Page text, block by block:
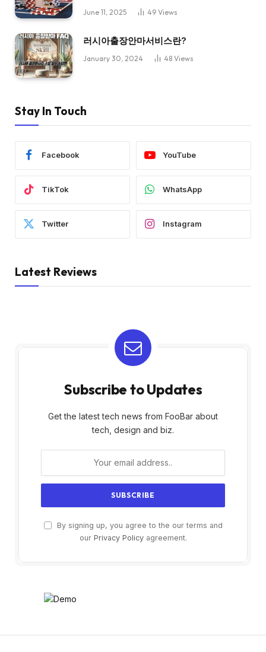
June 11, 2025 49 Views
러시아출장안마서비스란?
January 30, 2024 48 Views
Stay In Touch
Facebook YouTube
TikTok WhatsApp
Twitter Instagram
Latest Reviews
Subscribe to Updates
Get the latest tech news from FooBar about
tech, design and biz.
By signing up, you agree to the our terms and
our Privacy Policyagreement.